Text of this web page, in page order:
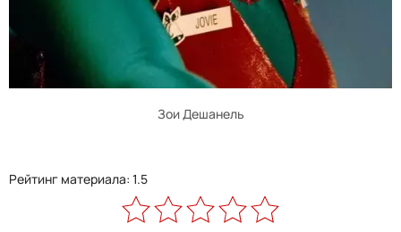
Зои Дешанель
Рейтинг материала: 1.5